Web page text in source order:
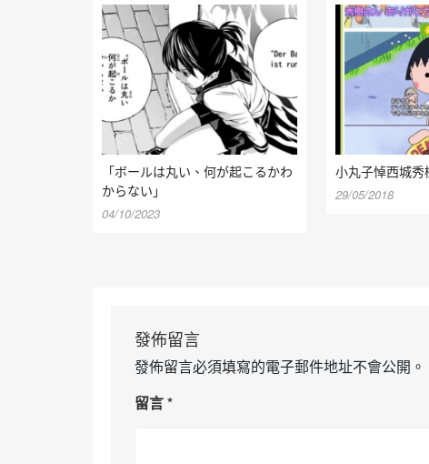
「ボールは丸い、何が起こるかわ
からない」
04/10/2023
小丸子悼西城秀
29/05/2018
發佈留言
發佈留言必須填寫的電子郵件地址不會公開。
留言*